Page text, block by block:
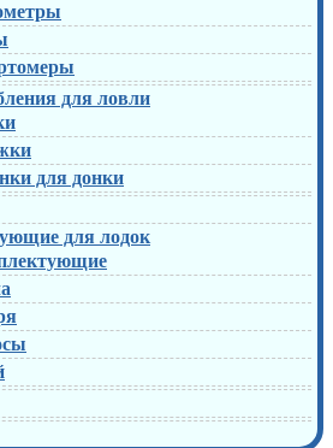
для ловли
для донки
для лодок